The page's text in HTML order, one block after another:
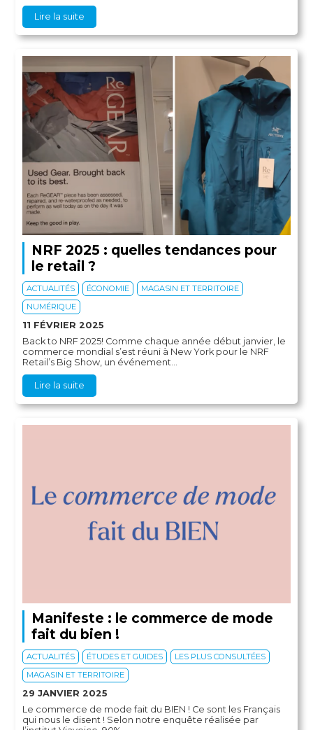
Lire la suite
NRF 2025 : quelles tendances pour
le retail ?
ACTUALITÉS ÉCONOMIE
MAGASIN ET TERRITOIRE
NUMÉRIQUE
11 FÉVRIER 2025
Back to NRF 2025! Comme chaque année début janvier, le
commerce mondial s’est réuni à New York pour le NRF
Retail’s Big Show, un événement...
Lire la suite
Manifeste : le commerce de mode
fait du bien !
ACTUALITÉS ÉTUDES ET GUIDES
LES PLUS CONSULTÉES
MAGASIN ET TERRITOIRE
29 JANVIER 2025
Le commerce de mode fait du BIEN ! Ce sont les Français
qui nous le disent ! Selon notre enquête réalisée par